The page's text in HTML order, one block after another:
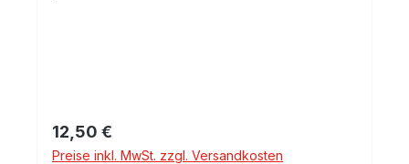
Regulärer Preis:
12,50 €
Preise inkl. MwSt. zzgl. Versandkosten